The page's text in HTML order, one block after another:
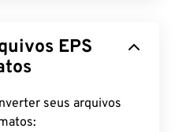
EPS
seus arquivos